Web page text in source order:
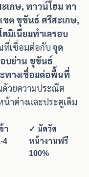
เกษ, ทาวน์โฮม ทา
ขต ขุขันธ์ ศรีสะเกษ,
มิเนียมทำเลรอบ
ที่เชื่อมต่อกับ จุด
บย่าน ขุขันธ์
ทางเชื่อมต่อพื้นที่
ด้วยความประณีต
น้าต่างและประตูเดิม
า
4
✓ นัดวัด
หน้างานฟรี
100%